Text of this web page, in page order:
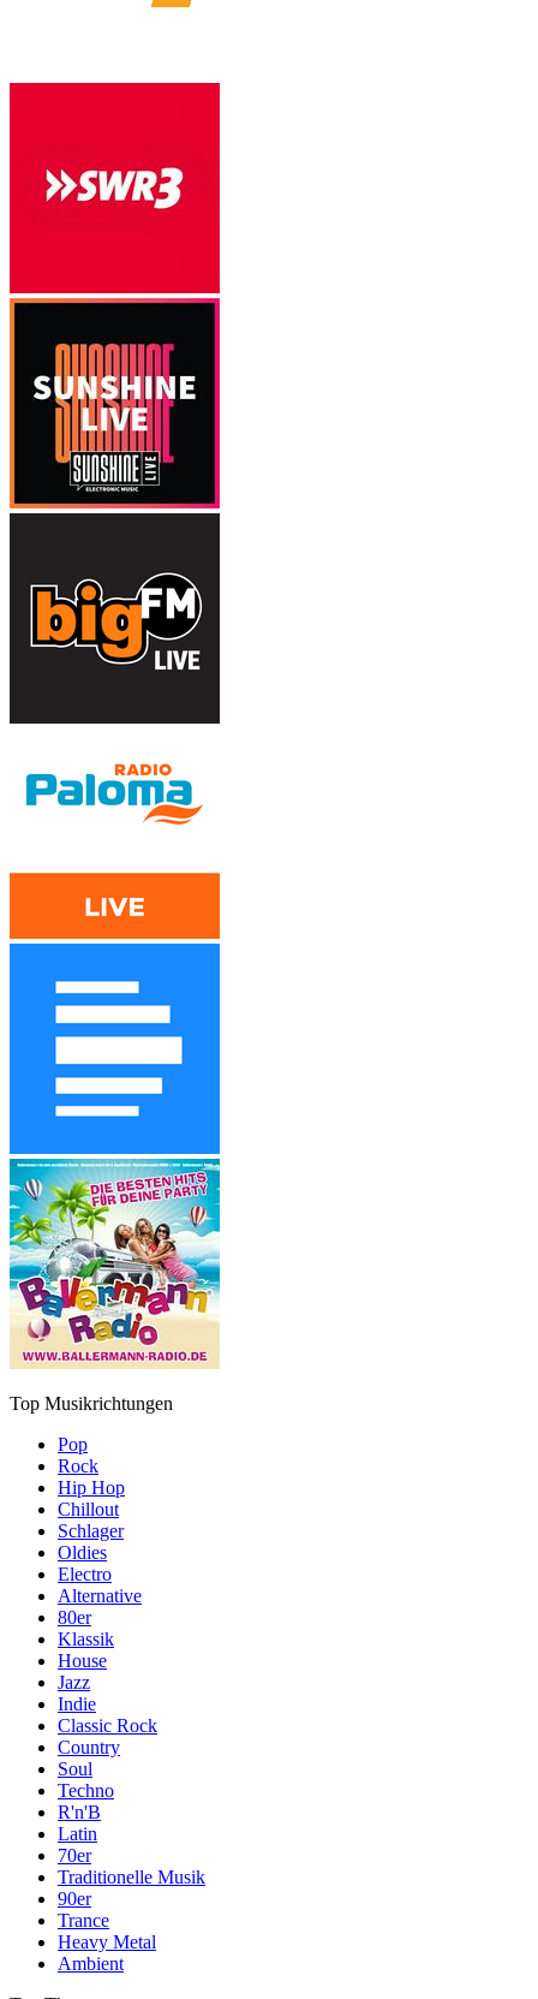
Top Musikrichtungen
Pop
Rock
Hip Hop
Chillout
Schlager
Oldies
Electro
Alternative
80er
Klassik
House
Jazz
Indie
Classic Rock
Country
Soul
Techno
R'n'B
Latin
70er
Traditionelle Musik
90er
Trance
Heavy Metal
Ambient